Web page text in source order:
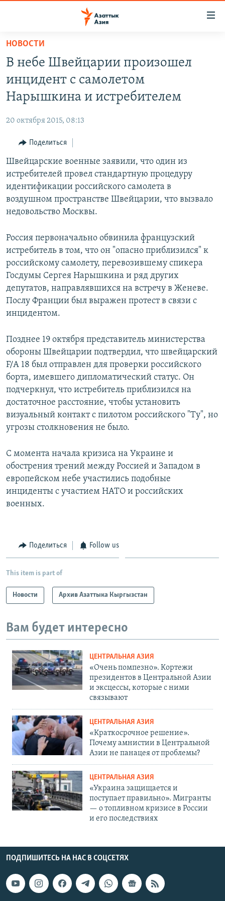
Вернуться
основному
содержанию
Вернутся
главной
навигации
Вернутся
поиску
ЦЕНТРАЛЬНАЯ АЗИЯ
ТАДЖИКИСТАН
ВОЙНА В УКРАИНЕ
ҚАЗАҚША
КЫРГЫЗЧА
ЎЗБЕКЧА
ТОҶИКӢ
TÜRKMENÇE
Все сайты РСЕ/РС
НОВОСТИ
В небе Швейцарии произошел
инцидент с самолетом
Нарышкина и истребителем
20 октября 2015, 08:13
Поделиться
Швейцарские военные заявили, что один из
истребителей провел стандартную процедуру
идентификации российского самолета в
воздушном пространстве Швейцарии, что вызвало
недовольство Москвы.
Россия первоначально обвинила французский
истребитель в том, что он "опасно приблизился" к
российскому самолету, перевозившему спикера
Госдумы Сергея Нарышкина и ряд других
депутатов, направлявшихся на встречу в Женеве.
Послу Франции был выражен протест в связи с
инцидентом.
Позднее 19 октября представитель министерства
обороны Швейцарии подтвердил, что швейцарский
F/A 18 был отправлен для проверки российского
борта, имевшего дипломатический статус. Он
подчеркнул, что истребитель приблизился на
достаточное расстояние, чтобы установить
визуальный контакт с пилотом российского "Ту", но
угрозы столкновения не было.
С момента начала кризиса на Украине и
обострения трений между Россией и Западом в
европейском небе участились подобные
инциденты с участием НАТО и российских
военных.
Поделиться Follow us
This item is part of
Новости Архив Азаттыка Кыргызстан
Вам будет интересно
ЦЕНТРАЛЬНАЯ АЗИЯ
«Очень помпезно». Кортежи
президентов в Центральной Азии
и эксцессы, которые с ними
связывают
ЦЕНТРАЛЬНАЯ АЗИЯ
«Краткосрочное решение».
Почему амнистии в Центральной
Азии не панацея от проблемы?
ЦЕНТРАЛЬНАЯ АЗИЯ
«Украина защищается и
поступает правильно». Мигранты
— о топливном кризисе в России
и его последствиях
ПОДПИШИТЕСЬ НА НАС В СОЦСЕТЯХ